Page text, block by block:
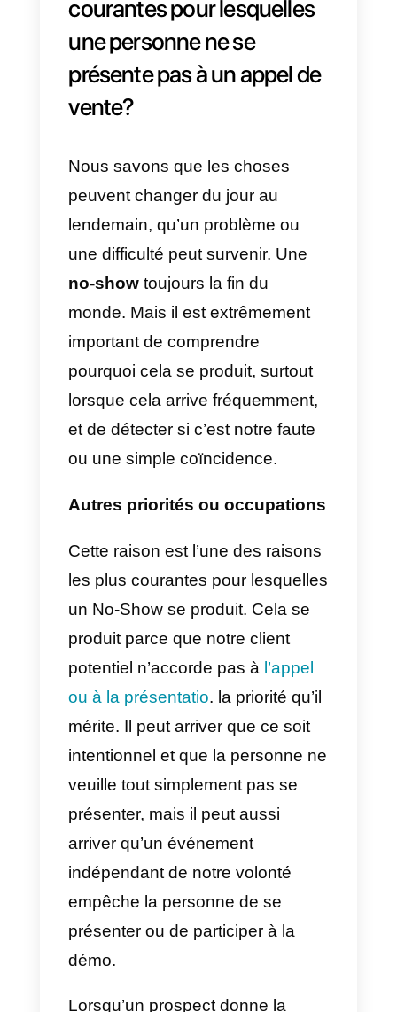
Un no-show est un client ou une
personne qui devait participer à
un appel ou à une démonstration
arrivé ou s’est présenté. Ce type
de situation peut se produire
parce quela personne qui ne
s’est pas présentée a perdu
tout intérêt pour un produit ou
un service
ou avait autre chose
faire pendant ce temps.
Si certains ont de nombreuses
présenter, d’autres ont
simplement décidé que le produit
n’était pas pour eux et n’ont pas
voulu perdre plus de temps.
Quelles sont les raisons
courantes pour lesquelles
une personne ne se
présente pas à un appel de
vente?
Nous savons que les choses
peuvent changer du jour au
lendemain, qu’un problème ou